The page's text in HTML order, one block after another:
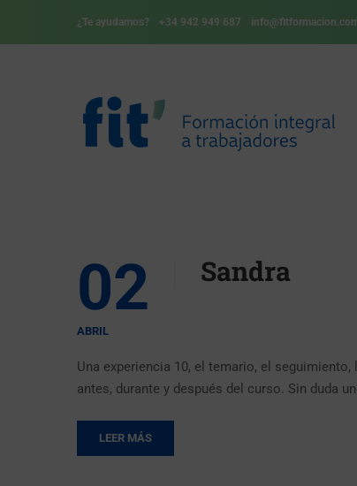
¿Te ayudamos? +34 942 949 687
02
ABRIL
Sandra
Una experiencia 10, el temario, el
antes, durante y después del curso. Sin duda
LEER MÁS